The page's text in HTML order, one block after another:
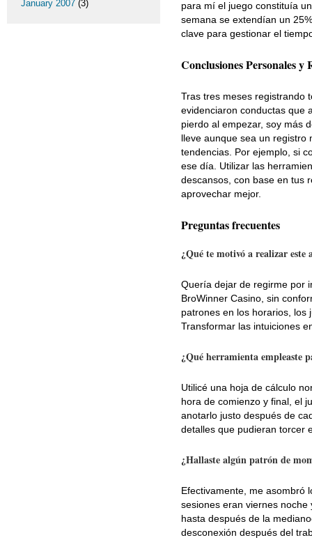
para mí el juego constituía
semana se extendían un
clave para gestionar el
Conclusiones Personales y
Tras tres meses registrando
evidenciaron conductas que
pierdo al empezar, soy más
lleve aunque sea un registro
tendencias. Por ejemplo, si
ese día. Utilizar las
descansos, con base en tus
aprovechar mejor.
Preguntas frecuentes
¿Qué te motivó a realizar este
Quería dejar de regirme por
BroWinner Casino, sin
patrones en los horarios, los
Transformar las intuiciones
¿Qué herramienta empleaste
Utilicé una hoja de cálculo
hora de comienzo y final, el
anotarlo justo después de
detalles que pudieran torcer
¿Hallaste algún patrón de
Efectivamente, me asombró
sesiones eran viernes
hasta después de la
desconexión después del
January 2007 (3)